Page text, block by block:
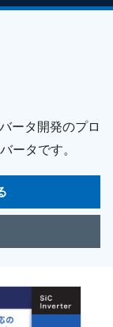
ータ開発のプロ
ータです。